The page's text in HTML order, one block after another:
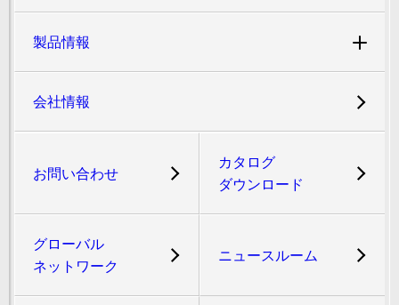
製品情報
会社情報
お問い合わせ
カタログ
ダウンロード
グローバル
ネットワーク
ニュースルーム